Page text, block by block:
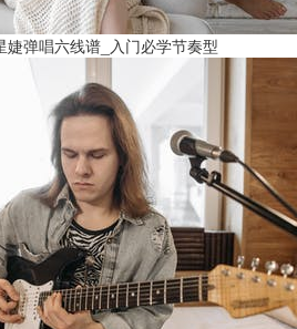
弹唱六线谱_入门必学节奏型